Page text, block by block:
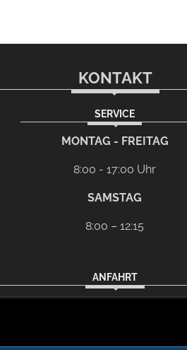
KONTAKT
SERVICE
MONTAG - FREITAG
8:00 - 17:00 Uhr
SAMSTAG
8:00 – 12:15
ANFAHRT